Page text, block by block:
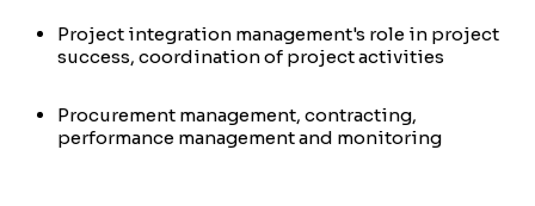
Project integration management's role in project
success, coordination of project activities
Procurement management, contracting,
performance management and monitoring